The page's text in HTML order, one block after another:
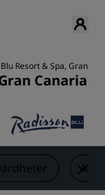
Resort & Spa, Gran
Canaria